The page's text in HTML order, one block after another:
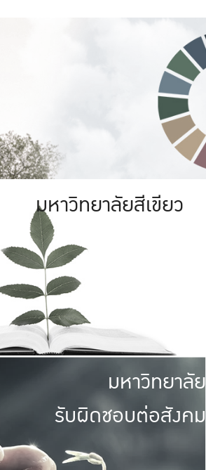
มหาวิทยาลัยสีเขียว
มหาวิทยาลัย
รับผิดชอบต่อสังคม